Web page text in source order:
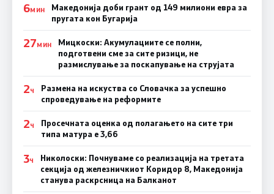
6МИН
Македонија доби грант од 149 милиони евра за
пругата кон Бугарија
27МИН
Мицкоски: Акумулациите се полни,
подготвени сме за сите ризици, не
размислување за поскапување на струјата
2Ч
Размена на искуства со Словачка за успешно
спроведување на реформите
2Ч
Просечната оценка од полагањето на сите три
типа матура е 3,66
3Ч
Николоски: Почнуваме со реализација на третата
секција од железничкиот Коридор 8, Македонија
станува раскрсница на Балканот